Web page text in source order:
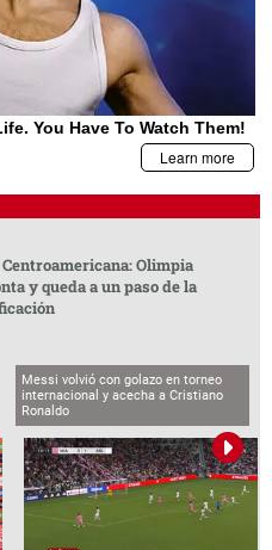
Centroamericana: Olimpia
y queda a un paso de la
Messi volvió con golazo en torneo
internacional y acecha a Cristiano
Ronaldo